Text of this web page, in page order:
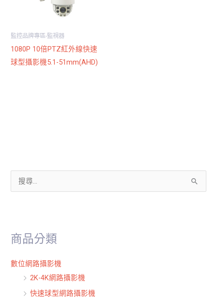
監控品牌專區-監視器
1080P 10倍PTZ紅外線快速
球型攝影機5.1-51mm(AHD)
字
商品分類
數位網路攝影機
2K-4K網路攝影機
快速球型網路攝影機